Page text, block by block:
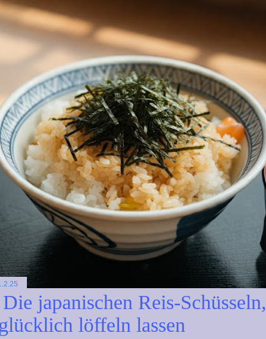
japanischen Reis-Schüsseln,
löffeln lassen